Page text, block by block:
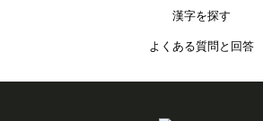
漢字を探す
よくある質問と回答